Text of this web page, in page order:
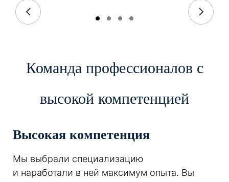
Команда профессионалов с
высокой компетенцией
Высокая компетенция
Мы выбрали специализацию
и наработали в ней максимум опыта. Вы